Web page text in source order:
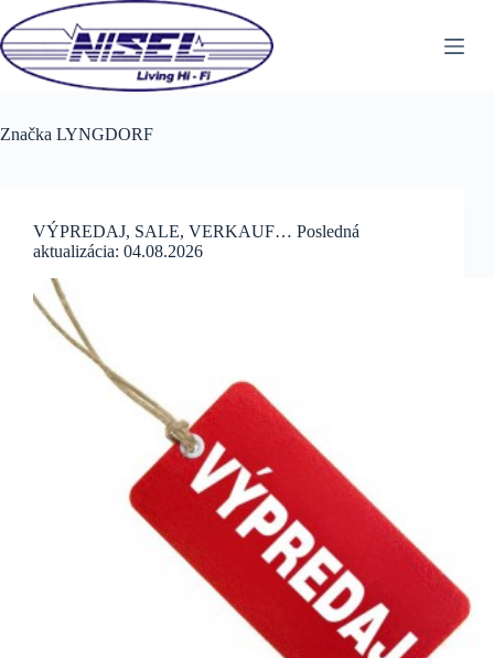
to
content
Značka LYNGDORF
VÝPREDAJ, SALE, VERKAUF… Posledná
aktualizácia: 04.08.2026